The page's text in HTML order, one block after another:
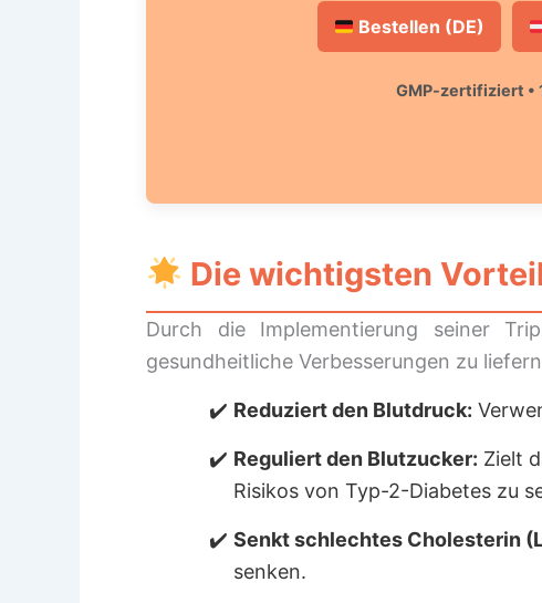
Bestellen (DE)
GMP-zertifiziert •
Die wichtigsten
Durch die Implementierung seiner
gesundheitliche Verbesserungen zu
Reduziert den Blutdruck:
Reguliert den Blutzucker: Zielt
Risikos von Typ-2-Diabetes zu
Senkt schlechtes Cholesterin
senken.